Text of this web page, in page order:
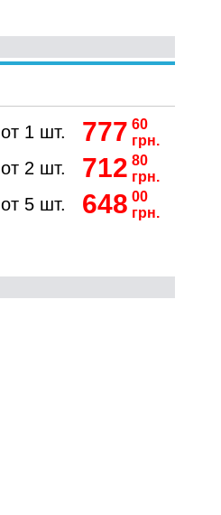
от 1 шт. 777 60
грн.
от 2 шт. 712 80
грн.
от 5 шт. 648 00
грн.